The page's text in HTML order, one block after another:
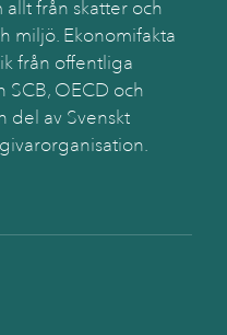
från skatter och
miljö. Ekonomifakta
från offentliga
SCB, OECD och
del av Svenskt